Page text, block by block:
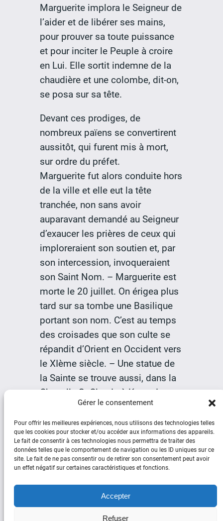
Gérer le consentement
Pour offrir les meilleures expériences, nous utilisons des technologies telles
que les cookies pour stocker et/ou accéder aux informations des appareils.
Le fait de consentir à ces technologies nous permettra de traiter des
données telles que le comportement de navigation ou les ID uniques sur ce
site. Le fait de ne pas consentir ou de retirer son consentement peut avoir
un effet négatif sur certaines caractéristiques et fonctions.
Accepter
Refuser
Marguerite implora le Seigneur de
l’aider et de libérer ses mains,
pour prouver sa toute puissance
et pour inciter le Peuple à croire
en Lui. Elle sortit indemne de la
chaudière et une colombe, dit-on,
se posa sur sa tête.
Devant ces prodiges, de
nombreux païens se convertirent
aussitôt, qui furent mis à mort,
sur ordre du préfet.
Marguerite fut alors conduite hors
de la ville et elle eut la tête
tranchée, non sans avoir
auparavant demandé au Seigneur
d’exaucer les prières de ceux qui
imploreraient son soutien et, par
son intercession, invoqueraient
son Saint Nom. – Marguerite est
morte le 20 juillet. On érigea plus
tard sur sa tombe une Basilique
portant son nom. C’est au temps
des croisades que son culte se
répandit d’Orient en Occident vers
le XIème siècle. – Une statue de
la Sainte se trouve aussi, dans la
Chapelle St Claude à Keroudern.
Facebook YouTube